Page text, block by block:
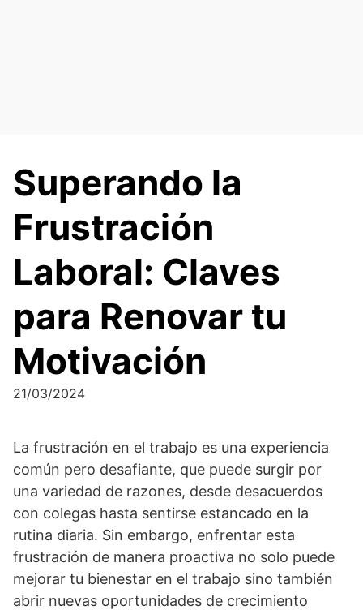
Superando la
Frustración
Laboral: Claves
para Renovar tu
Motivación
21/03/2024
La frustración en el trabajo es una experiencia
común pero desafiante, que puede surgir por
una variedad de razones, desde desacuerdos
con colegas hasta sentirse estancado en la
rutina diaria. Sin embargo, enfrentar esta
frustración de manera proactiva no solo puede
mejorar tu bienestar en el trabajo sino también
abrir nuevas oportunidades de crecimiento